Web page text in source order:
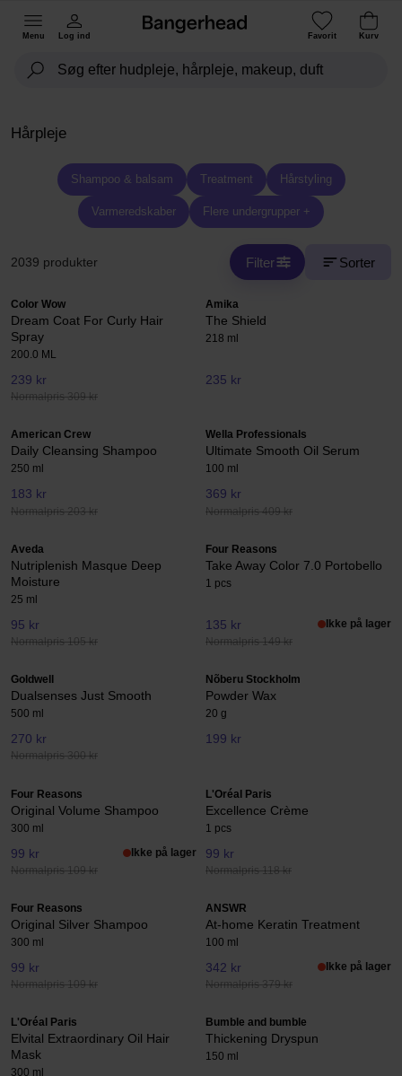
Menu Log ind Favorit Kurv
Hårpleje
Shampoo & balsam Treatment Hårstyling
Varmeredskaber Flere undergrupper +
2039 produkter Filter Sorter
Color Wow
Dream Coat For Curly Hair
Spray
200.0 ML
239 kr
Normalpris 309 kr
Amika
The Shield
218 ml
235 kr
American Crew
Daily Cleansing Shampoo
250 ml
183 kr
Normalpris 203 kr
Wella Professionals
Ultimate Smooth Oil Serum
100 ml
369 kr
Normalpris 409 kr
Aveda
Nutriplenish Masque Deep
Moisture
25 ml
95 kr
Normalpris 105 kr
Four Reasons
Take Away Color 7.0 Portobello
1 pcs
135 kr
Normalpris 149 kr
Ikke på lager
Goldwell
Dualsenses Just Smooth
500 ml
270 kr
Normalpris 300 kr
Nõberu Stockholm
Powder Wax
20 g
199 kr
Four Reasons
Original Volume Shampoo
300 ml
99 kr
Normalpris 109 kr
Ikke på lager
L'Oréal Paris
Excellence Crème
1 pcs
99 kr
Normalpris 118 kr
Four Reasons
Original Silver Shampoo
300 ml
99 kr
Normalpris 109 kr
ANSWR
At-home Keratin Treatment
100 ml
342 kr
Normalpris 379 kr
Ikke på lager
L'Oréal Paris
Elvital Extraordinary Oil Hair
Mask
300 ml
Bumble and bumble
Thickening Dryspun
150 ml